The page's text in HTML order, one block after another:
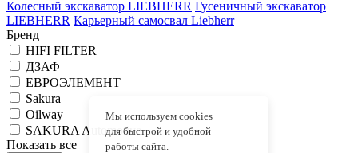
Колесный экскаватор LIEBHERR Гусеничный экскаватор
LIEBHERR Карьерный самосвал Liebherr
Бренд
HIFI FILTER
ДЗАФ
ЕВРОЭЛЕМЕНТ
Sakura
Oilway
SAKURA Automotive
Показать все
Мы используем cookies
для быстрой и удобной
работы сайта.